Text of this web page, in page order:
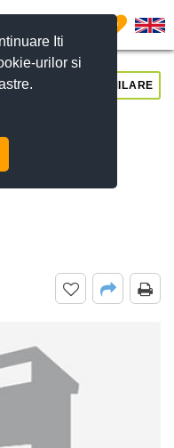
Iti
urilor si
0
SIMILARE